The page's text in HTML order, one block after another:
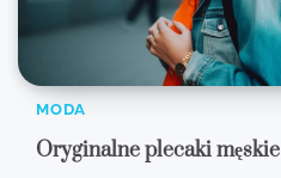
MODA
Oryginalne plecaki męskie